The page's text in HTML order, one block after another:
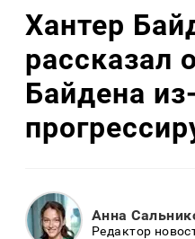
Хантер
рассказал
Байдена
Анна
Редактор